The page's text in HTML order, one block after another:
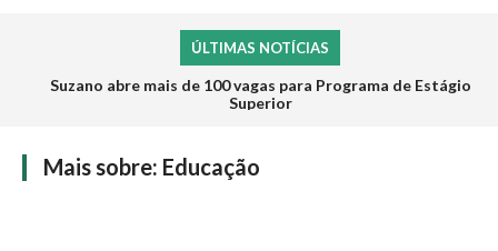
ÚLTIMAS NOTÍCIAS
Suzano abre mais de 100 vagas para Programa de Estágio
Superior
Mais sobre: Educação